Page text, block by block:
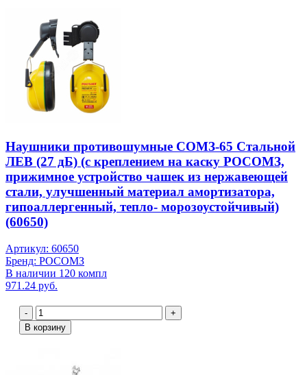
Наушники противошумные СОМЗ-65 Стальной
ЛЕВ (27 дБ) (с креплением на каску РОСОМЗ,
прижимное устройство чашек из нержавеющей
стали, улучшенный материал амортизатора,
гипоаллергенный, тепло- морозоустойчивый)
(60650)
Артикул: 60650
Бренд: РОСОМЗ
В наличии 120 компл
971.24 руб.
-
+
В корзину